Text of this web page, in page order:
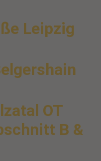
Leipzig
OT
B &